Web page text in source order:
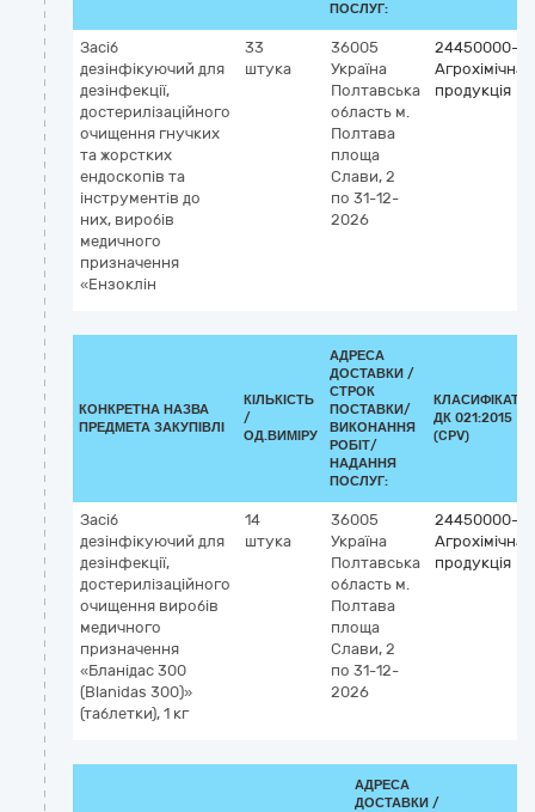
ПОСЛУГ:
Засіб
дезінфікуючий для
дезінфекції,
достерилізаційного
очищення гнучких
та жорстких
ендоскопів та
інструментів до
них, виробів
медичного
призначення
«Ензоклін
33
штука
36005
Україна
Полтавська
область м.
Полтава
площа
Слави, 2
по 31-12-
2026
24450000-3
Агрохімічна
продукція
КОНКРЕТНА НАЗВА
ПРЕДМЕТА ЗАКУПІВЛІ
КІЛЬКІСТЬ
/
ОД.ВИМІРУ
АДРЕСА
ДОСТАВКИ /
СТРОК
ПОСТАВКИ/
ВИКОНАННЯ
РОБІТ/
НАДАННЯ
ПОСЛУГ:
ДК 021:2015
(CPV)
Засіб
дезінфікуючий для
дезінфекції,
достерилізаційного
очищення виробів
медичного
призначення
«Бланідас 300
(Blanidas 300)»
(таблетки), 1 кг
14
штука
36005
Україна
Полтавська
область м.
Полтава
площа
Слави, 2
по 31-12-
2026
24450000-3
Агрохімічна
продукція
АДРЕСА
ДОСТАВКИ /